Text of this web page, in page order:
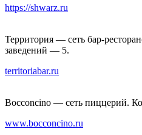
https://shwarz.ru
Территория — сеть бар-
заведений — 5.
territoriabar.ru
Bocconcino — сеть пиццерий.
www.bocconcino.ru